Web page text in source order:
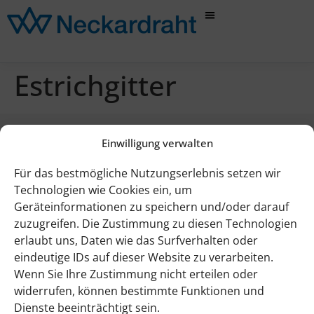
Einwilligung verwalten
Für das bestmögliche Nutzungserlebnis setzen wir
Technologien wie Cookies ein, um
Geräteinformationen zu speichern und/oder darauf
zuzugreifen. Die Zustimmung zu diesen Technologien
erlaubt uns, Daten wie das Surfverhalten oder
eindeutige IDs auf dieser Website zu verarbeiten.
Wenn Sie Ihre Zustimmung nicht erteilen oder
widerrufen, können bestimmte Funktionen und
Dienste beeinträchtigt sein.
Estrichgitter
Navigation
Datenschutz
Impressum
Hinweisgeberschutzgesetz
Kontakt
Neckar Drahtwerke GmbH
Friedrichsdorfer Landstraße 54-58